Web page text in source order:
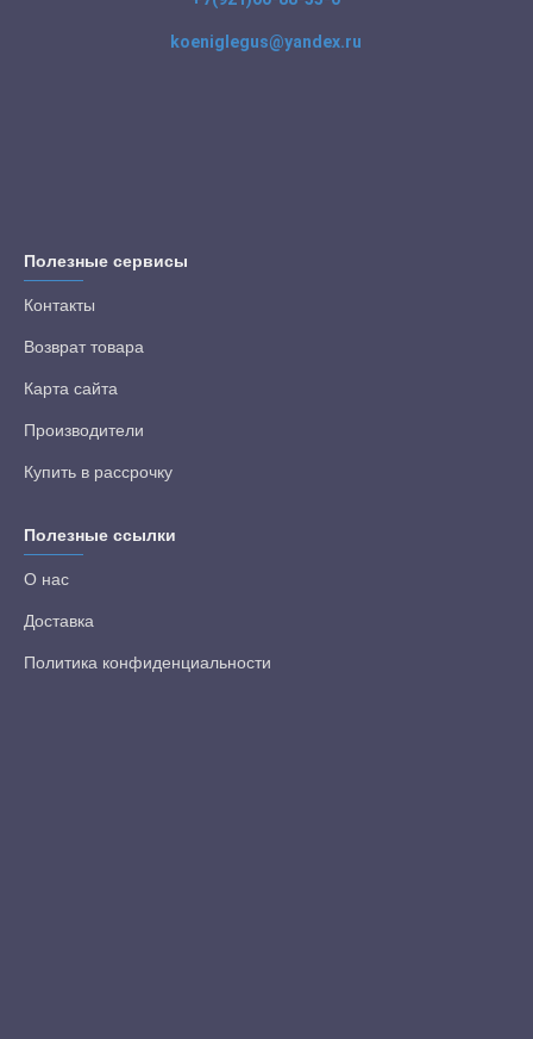
koeniglegus@yandex.ru
Полезные сервисы
Контакты
Возврат товара
Карта сайта
Производители
Купить в рассрочку
Полезные ссылки
О нас
Доставка
Политика конфиденциальности